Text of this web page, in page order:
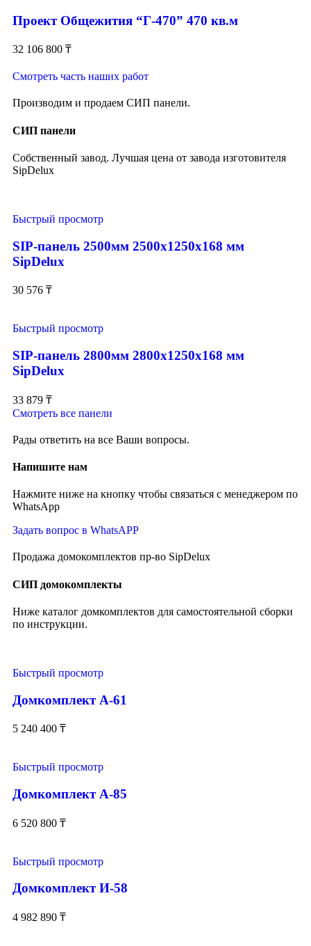
Проект Общежития “Г-470” 470 кв.м
32 106 800 ₸
Смотреть часть наших работ
Производим и продаем СИП панели.
СИП панели
Собственный завод. Лучшая цена от завода изготовителя
SipDelux
Быстрый просмотр
SIP-панель 2500мм 2500x1250x168 мм
SipDelux
30 576 ₸
Быстрый просмотр
SIP-панель 2800мм 2800x1250x168 мм
SipDelux
33 879 ₸
Смотреть все панели
Рады ответить на все Ваши вопросы.
Напишите нам
Нажмите ниже на кнопку чтобы связаться с менеджером по
WhatsApp
Задать вопрос в WhatsAPP
Продажа домокомплектов пр-во SipDelux
СИП домокомплекты
Ниже каталог домкомплектов для самостоятельной сборки
по инструкции.
Быстрый просмотр
Домкомплект А-61
5 240 400 ₸
Быстрый просмотр
Домкомплект А-85
6 520 800 ₸
Быстрый просмотр
Домкомплект И-58
4 982 890 ₸